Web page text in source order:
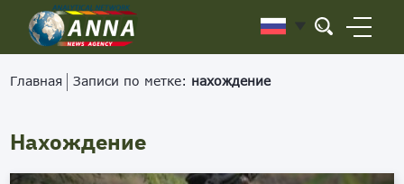
Главная Записи по метке: нахождение
Нахождение